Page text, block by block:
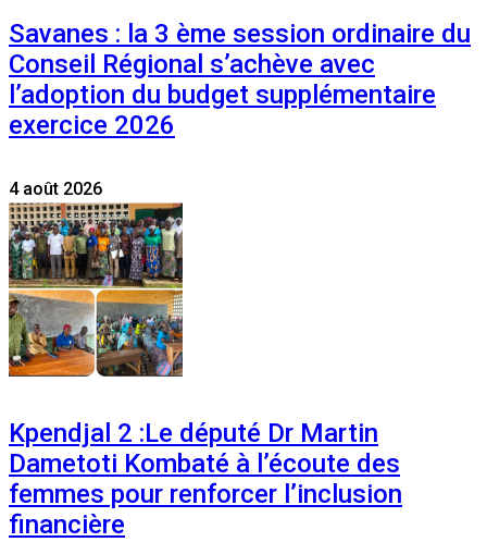
Savanes : la 3 ème session ordinaire du
Conseil Régional s’achève avec
l’adoption du budget supplémentaire
exercice 2026
4 août 2026
Kpendjal 2 :Le député Dr Martin
Dametoti Kombaté à l’écoute des
femmes pour renforcer l’inclusion
financière